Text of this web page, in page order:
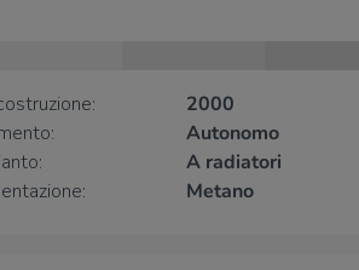
domotica integrata, climatizzazione
servizi esclusivi del Golf Club, con piscina
è strategica: a pochi minuti dal
e l’aeroporto di Orio al Serio.
a servizio dei residenti.
2000
Autonomo
A radiatori
Metano